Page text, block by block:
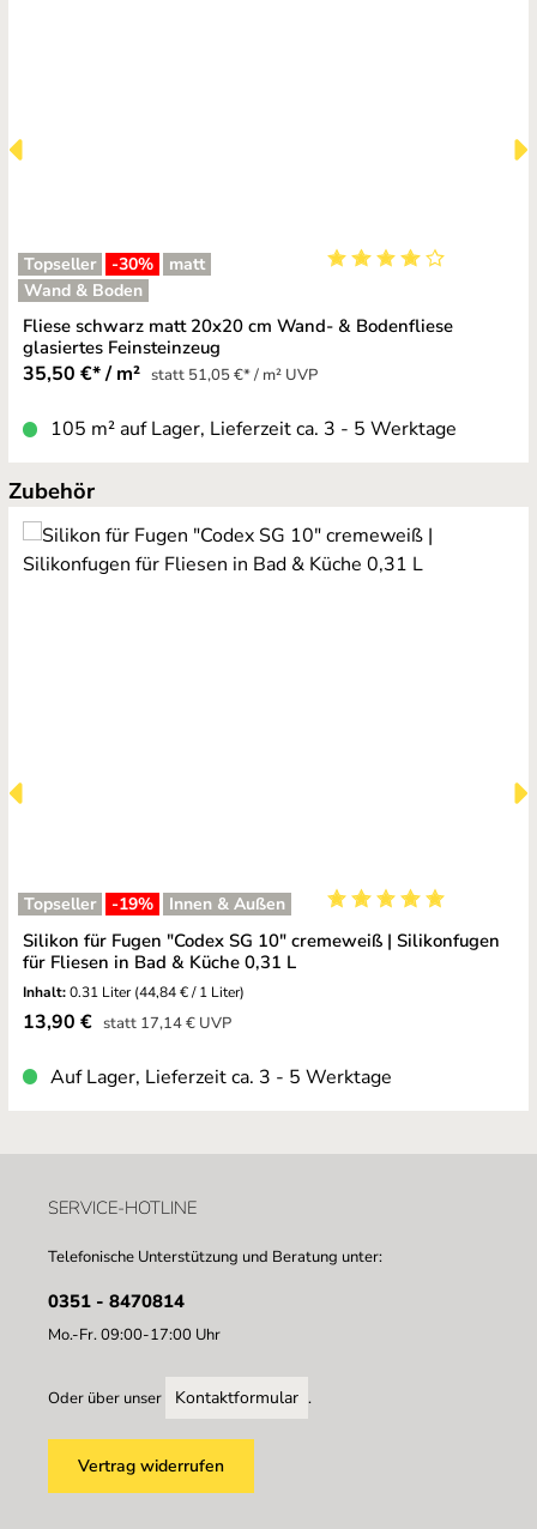
Topseller -30%
matt
Wand & Boden
Fliese schwarz matt 20x20 cm Wand- & Bodenfliese
glasiertes Feinsteinzeug
35,50 €* / m² statt 51,05 €* / m² UVP
105 m² auf Lager, Lieferzeit ca. 3 - 5 Werktage
Produktgalerie überspringen
Zubehör
Topseller -19% Innen & Außen
Durchschnittliche
Silikon für Fugen "Codex SG 10" cremeweiß | Silikonfugen
für Fliesen in Bad & Küche 0,31 L
Inhalt:0.31 Liter(44,84 € / 1 Liter)
Verkaufspreis:
13,90 € statt Regulärer Preis:
17,14 €UVP
Auf Lager, Lieferzeit ca. 3 - 5 Werktage
SERVICE-HOTLINE
Telefonische Unterstützung und Beratung unter:
0351 - 8470814
Mo.-Fr. 09:00-17:00 Uhr
Oder über unser Kontaktformular .
Vertrag widerrufen